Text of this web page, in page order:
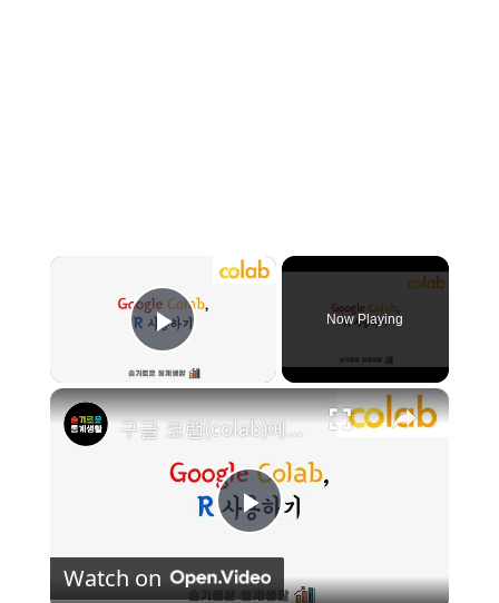
×
Play Video
Now Playing
×
P
구글 코랩(colab)에서 R 프로그래밍 하기
Watch on